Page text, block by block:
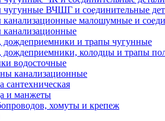
чугунные ВЧШГ и соединительные
канализационные малошумные и
канализационные
и трапы чугунные
колодцы и трапы
водосточные
канализационные
сантехническая
и манжеты
хомуты и крепеж